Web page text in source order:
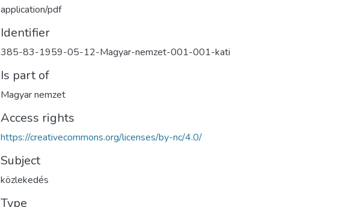
application/pdf
Identifier
385-83-1959-05-12-Magyar-nemzet-001-001-kati
Is part of
Magyar nemzet
Access rights
https://creativecommons.org/licenses/by-nc/4.0/
Subject
közlekedés
Type